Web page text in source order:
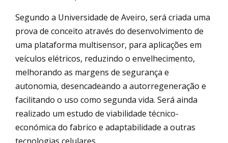
Segundo a Universidade de Aveiro, será criada uma
prova de conceito através do desenvolvimento de
uma plataforma multisensor, para aplicações em
veículos elétricos, reduzindo o envelhecimento,
melhorando as margens de segurança e
autonomia, desencadeando a autorregeneração e
facilitando o uso como segunda vida. Será ainda
realizado um estudo de viabilidade técnico-
económica do fabrico e adaptabilidade a outras